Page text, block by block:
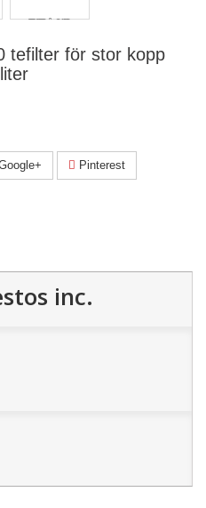
tefilter för stor kopp
Pinterest
inc.